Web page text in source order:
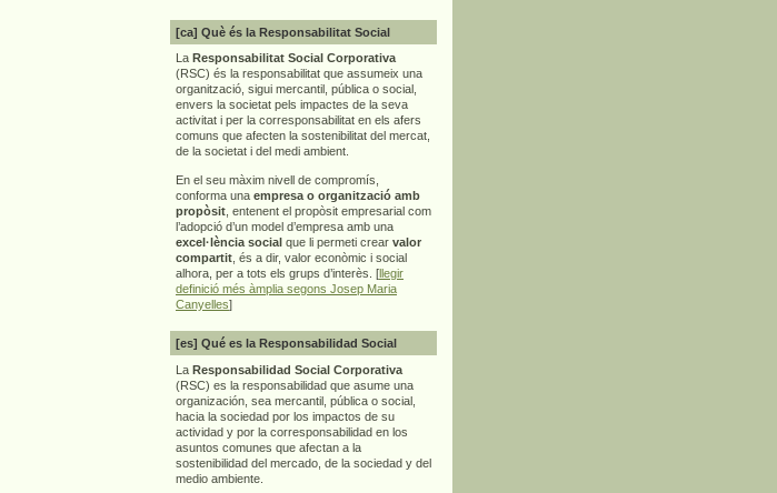
[ca] Què és la Responsabilitat Social
La Responsabilitat Social Corporativa
(RSC) és la responsabilitat que assumeix una
organització, sigui mercantil, pública o social,
envers la societat pels impactes de la seva
activitat i per la corresponsabilitat en els afers
comuns que afecten la sostenibilitat del mercat,
de la societat i del medi ambient.
En el seu màxim nivell de compromís,
conforma una empresa o organització amb
propòsit , entenent el propòsit empresarial com
l’adopció d’un model d’empresa amb una
excel·lència social que li permeti crear valor
compartit , és a dir, valor econòmic i social
alhora, per a tots els grups d’interès. [llegir
definició més àmplia segons Josep Maria
Canyelles]
[es] Qué es la Responsabilidad Social
La Responsabilidad Social Corporativa
(RSC) es la responsabilidad que asume una
organización, sea mercantil, pública o social,
hacia la sociedad por los impactos de su
actividad y por la corresponsabilidad en los
asuntos comunes que afectan a la
sostenibilidad del mercado, de la sociedad y del
medio ambiente.